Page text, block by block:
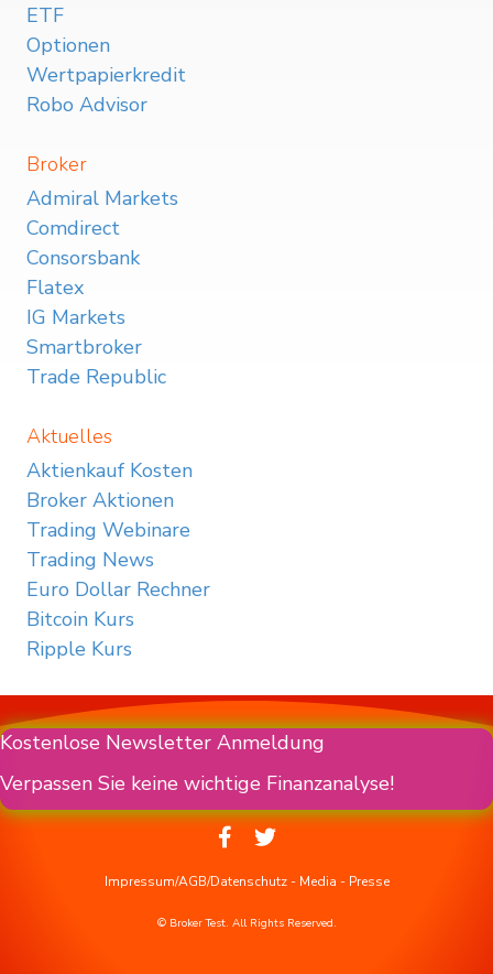
ETF
Optionen
Wertpapierkredit
Robo Advisor
Broker
Admiral Markets
Comdirect
Consorsbank
Flatex
IG Markets
Smartbroker
Trade Republic
Aktuelles
Aktienkauf Kosten
Broker Aktionen
Trading Webinare
Trading News
Euro Dollar Rechner
Bitcoin Kurs
Ripple Kurs
Kostenlose Newsletter Anmeldung
Verpassen Sie keine wichtige Finanzanalyse!
Impressum/AGB/Datenschutz- Media - Presse
© Broker Test. All Rights Reserved.